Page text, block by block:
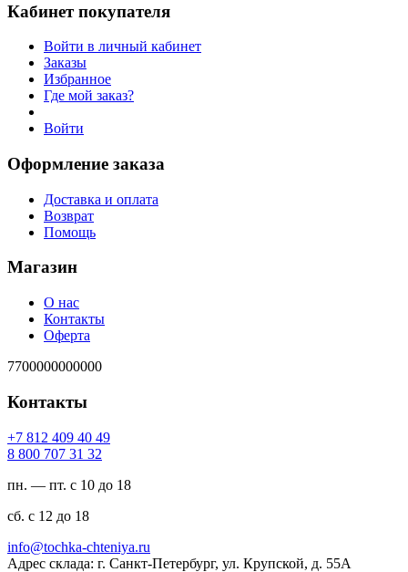
Кабинет покупателя
Войти в личный кабинет
Заказы
Избранное
Где мой заказ?
Войти
Оформление заказа
Доставка и оплата
Возврат
Помощь
Магазин
О нас
Контакты
Оферта
7700000000000
Контакты
94 04 904 218 7+
23 13 707 008 8
пн. — пт. с 10 до 18
сб. с 12 до 18
ur.ayinethc-akhcot@ofni
Адрес склада: г. Санкт-Петербург, ул. Крупской, д. 55А